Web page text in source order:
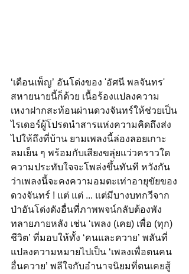
‘เดือนเพ็ญ’ อันโด่งของ 'อัศนี พลจันทร'
สหายนายนี้ก็ด้วย เนื้อร้องแปลงความ
เหงาฝากสะท้อนผ่านดวงจันทร์ให้ช่วยเป็น
ไรเดอร์ผู้โปรดนำสารแห่งความคิดถึงส่ง
ไปให้ถึงที่บ้าน ยามเพลงนี้ล่องลอยเกาะ
ลมเย็น ๆ พร้อมกับเสียงขลุ่ยแว่วคราวใด
ความประทับใจจะโพล่งขึ้นทันที หวังกัน
ว่าเพลงนี้จะคงความอมตะเท่าอายุขัยของ
ดวงจันทร์ ! แต่ แต่ ... แต่มีบางบทกวีจาก
ป่าอันโด่งดังอื่นที่ภาพพจน์กลับต้องพัง
ทลายภายหลัง เช่น ‘เพลง (เคย) เพื่อ (ทุก)
ชีวิต’ ที่มอบให้ทั้ง ‘คนและควาย’ พลันที่
แปลงความหมายไปเป็น ‘เพลงเพื่อตนคน
อื่นควาย’ พลีใจกับอำนาจนิยมที่ตนเคยสู้